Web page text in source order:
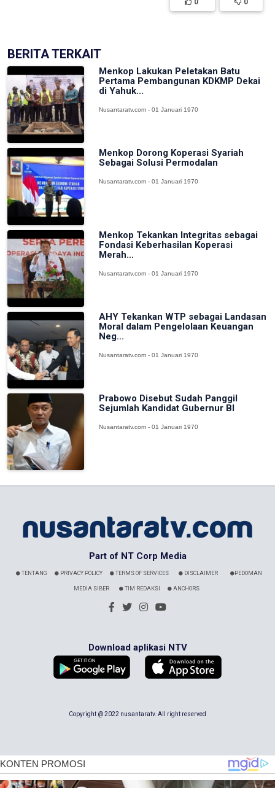
0 0
BERITA TERKAIT
Menkop Lakukan Peletakan Batu
Pertama Pembangunan KDKMP Dekai
di Yahuk...
Nusantaratv.com - 01 Januari 1970
Menkop Dorong Koperasi Syariah
Sebagai Solusi Permodalan
Nusantaratv.com - 01 Januari 1970
Menkop Tekankan Integritas sebagai
Fondasi Keberhasilan Koperasi
Merah...
Nusantaratv.com - 01 Januari 1970
AHY Tekankan WTP sebagai Landasan
Moral dalam Pengelolaan Keuangan
Neg...
Nusantaratv.com - 01 Januari 1970
Prabowo Disebut Sudah Panggil
Sejumlah Kandidat Gubernur BI
Nusantaratv.com - 01 Januari 1970
Part of NT Corp Media
TENTANG PRIVACY POLICY TERMS OF SERVICES DISCLAIMER PEDOMAN
MEDIA SIBER TIM REDAKSI ANCHORS
Download aplikasi NTV
Copyright @ 2022 nusantaratv. All right reserved